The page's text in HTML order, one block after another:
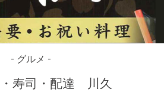
- グルメ -
・寿司・配達 川久